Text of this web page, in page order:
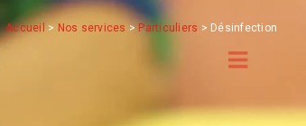
Accueil > Nos services > Particuliers > Désinfection